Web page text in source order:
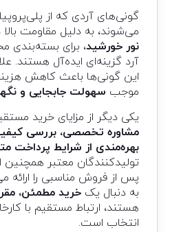
گونی‌های آردی که از
می‌شوند، به دلیل مقاومت بالا
نور خورشید، برای بسته‌بندی
آرد گزینه‌ای ایده‌آل هستند.
این گونی‌ها باعث کاهش
موجب سهولت جابجایی و
یکی دیگر از مزایای خرید
مشاوره تخصصی، بررسی
بهره‌مندی از شرایط پرداخت
تولیدکنندگان معتبر
پس از فروش مناسبی را ارائه
به دنبال یکخرید مطمئن،
هستند، ارتباط مستقیم با
انتخاب است.